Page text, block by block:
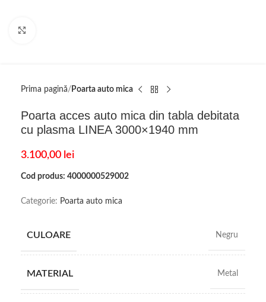
Prima pagină Poarta auto mica
Poarta acces auto mica din tabla debitata
cu plasma LINEA 3000×1940 mm
3.100,00 lei
Cod produs: 4000000529002
Categorie: Poarta auto mica
CULOARE Negru
MATERIAL Metal